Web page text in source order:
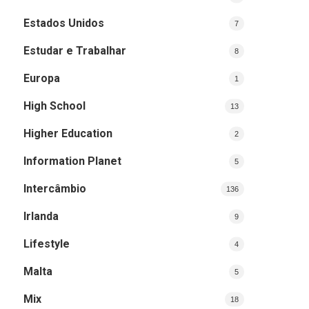
Estados Unidos 7
Estudar e Trabalhar 8
Europa 1
High School 13
Higher Education 2
Information Planet 5
Intercâmbio 136
Irlanda 9
Lifestyle 4
Malta 5
Mix 18